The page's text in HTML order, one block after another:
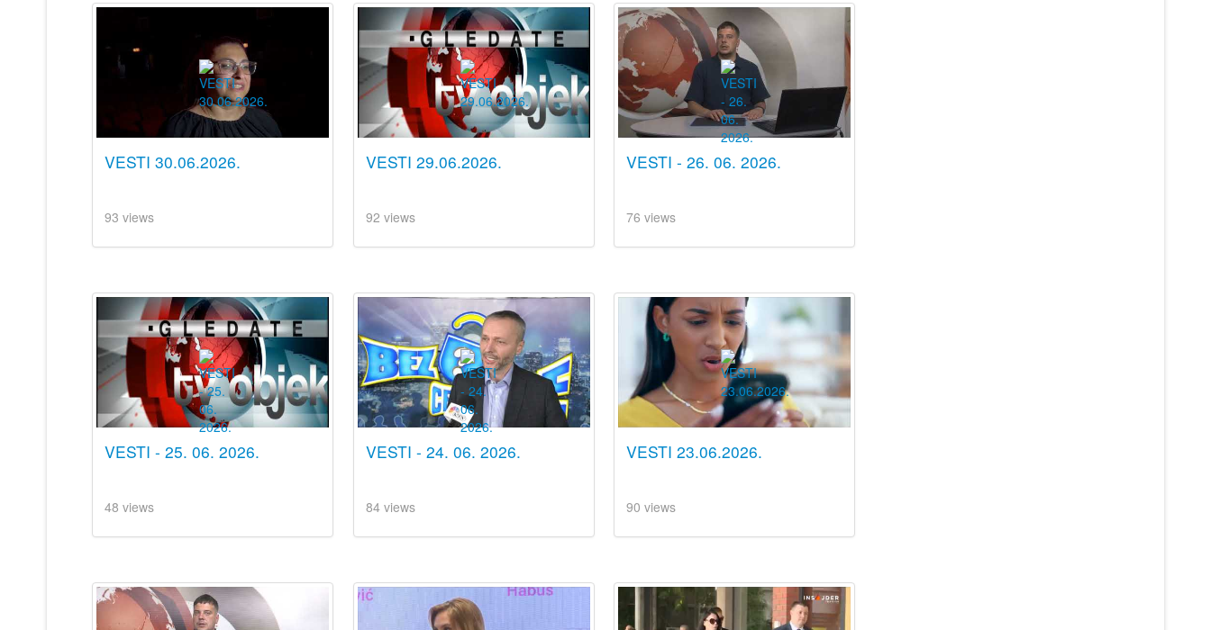
VESTI 30.06.2026.
93 views
VESTI 29.06.2026.
92 views
VESTI - 26. 06. 2026.
76 views
VESTI - 25. 06. 2026.
48 views
VESTI - 24. 06. 2026.
84 views
VESTI 23.06.2026.
90 views